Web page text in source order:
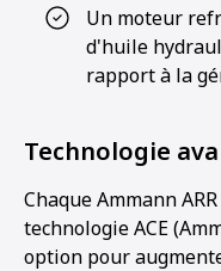
Un moteur
d'huile
rapport à la
Technologie
Chaque Ammann
technologie ACE
option pour